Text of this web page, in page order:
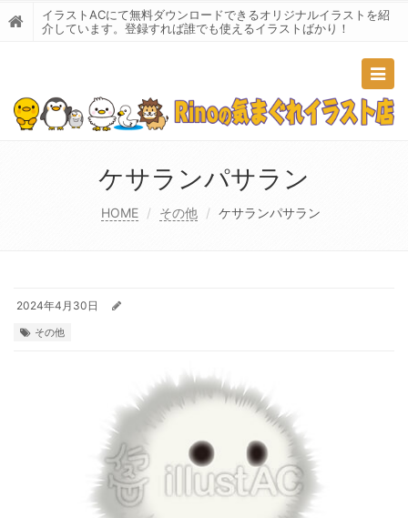
イラストACにて無料ダウンロードできるオリジナルイラストを紹
介しています。登録すれば誰でも使えるイラストばかり！
ケサランパサラン
HOME その他 ケサランパサラン
2024年4月30日
その他